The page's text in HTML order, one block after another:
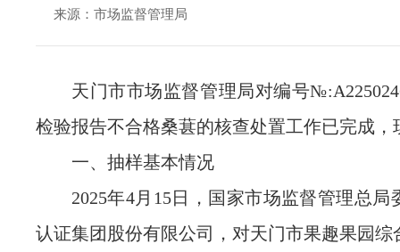
来源：市场监督管理局
天门市市场监督管理局对编号
检验报告不合格桑葚的核查处置工作已完成，
一、抽样基本情况
2025年4月15日，国家市场监督管理总局
认证集团股份有限公司，对天门市果趣果园综